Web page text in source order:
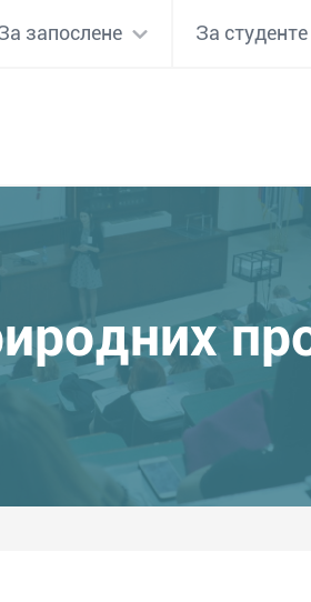
запослене За студенте